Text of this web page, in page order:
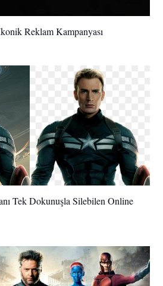
Reklam Kampanyası
Tek Dokunuşla Silebilen Online